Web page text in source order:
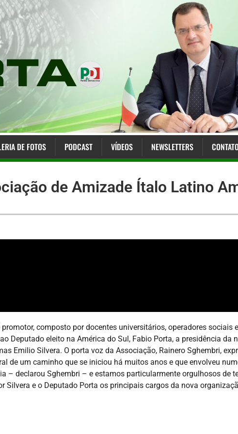
DE FOTOS PODCAST VÍDEOS NEWSLETTERS
de Amizade Ítalo Latino
composto por docentes universitários, operadores sociais
Deputado eleito na América do Sul, Fabio Porta, a presidência da
Emilio Silvera. O porta voz da Associação, Rainero Sghembri,
de um caminho que se iniciou há muitos anos e que envolveu
– declarou Sghembri – e estamos particularmente orgulhosos de
e o Deputado Porta os principais cargos da nova